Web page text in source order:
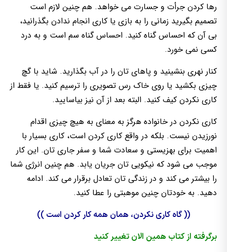
رها کردن جرأت و جسارت می خواهد. هم چنین لازم است
تصمیم بگیرید زمانی را به بازی یا کاری انجام ندادن بگذرانید،
بی آن که احساس گناه کنید. احساس گناه سم است و به درد
کسی نمی خورد.
کنار نهری بنشینید و پاهای تان را در آب بگذارید. شاید با گچ
چیزی بکشید یا روی خاک رس تصویری را ترسیم کنید. یا فقط از
کاری نکردن کیف کنید. البته بعد از آن نیز بیاسایید.
کاری نکردن در خانواده هرگز به معنای به هیچ چیزی اقدام
نورزیدن نیست. بلکه در واقع کاری کردن است، کاری بسیار با
اهمیت برای بهزیستی و سعادت شما و سفر جاری تان. این کار
موجب می شود که نیکویی تان جریان یابد. هم چنین انرژی شما
را بیشتر می کند و در زندگی تان تعادل برقرار می کند. ادامه
دهید. به خودتان چنین موهبتی را عطا کنید.
(( گاه کاری نکردن، همان همه کار کردن است ))
برگرفته از کتاب همین الان تغییر کنید